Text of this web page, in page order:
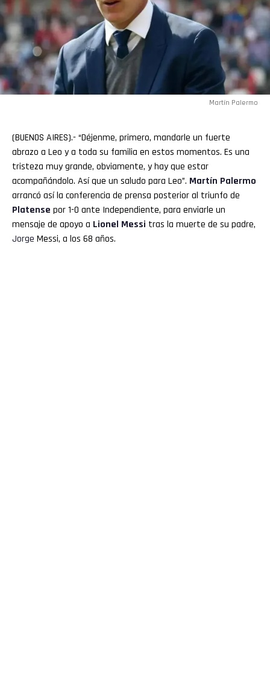
Martín Palermo
(BUENOS AIRES).- “Déjenme, primero, mandarle un fuerte
abrazo a Leo y a toda su familia en estos momentos. Es una
tristeza muy grande, obviamente, y hay que estar
acompañándolo. Así que un saludo para Leo”. Martín Palermo
arrancó así la conferencia de prensa posterior al triunfo de
Platense por 1-0 ante Independiente, para enviarle un
mensaje de apoyo a Lionel Messi tras la muerte de su padre,
Jorge Messi, a los 68 años.